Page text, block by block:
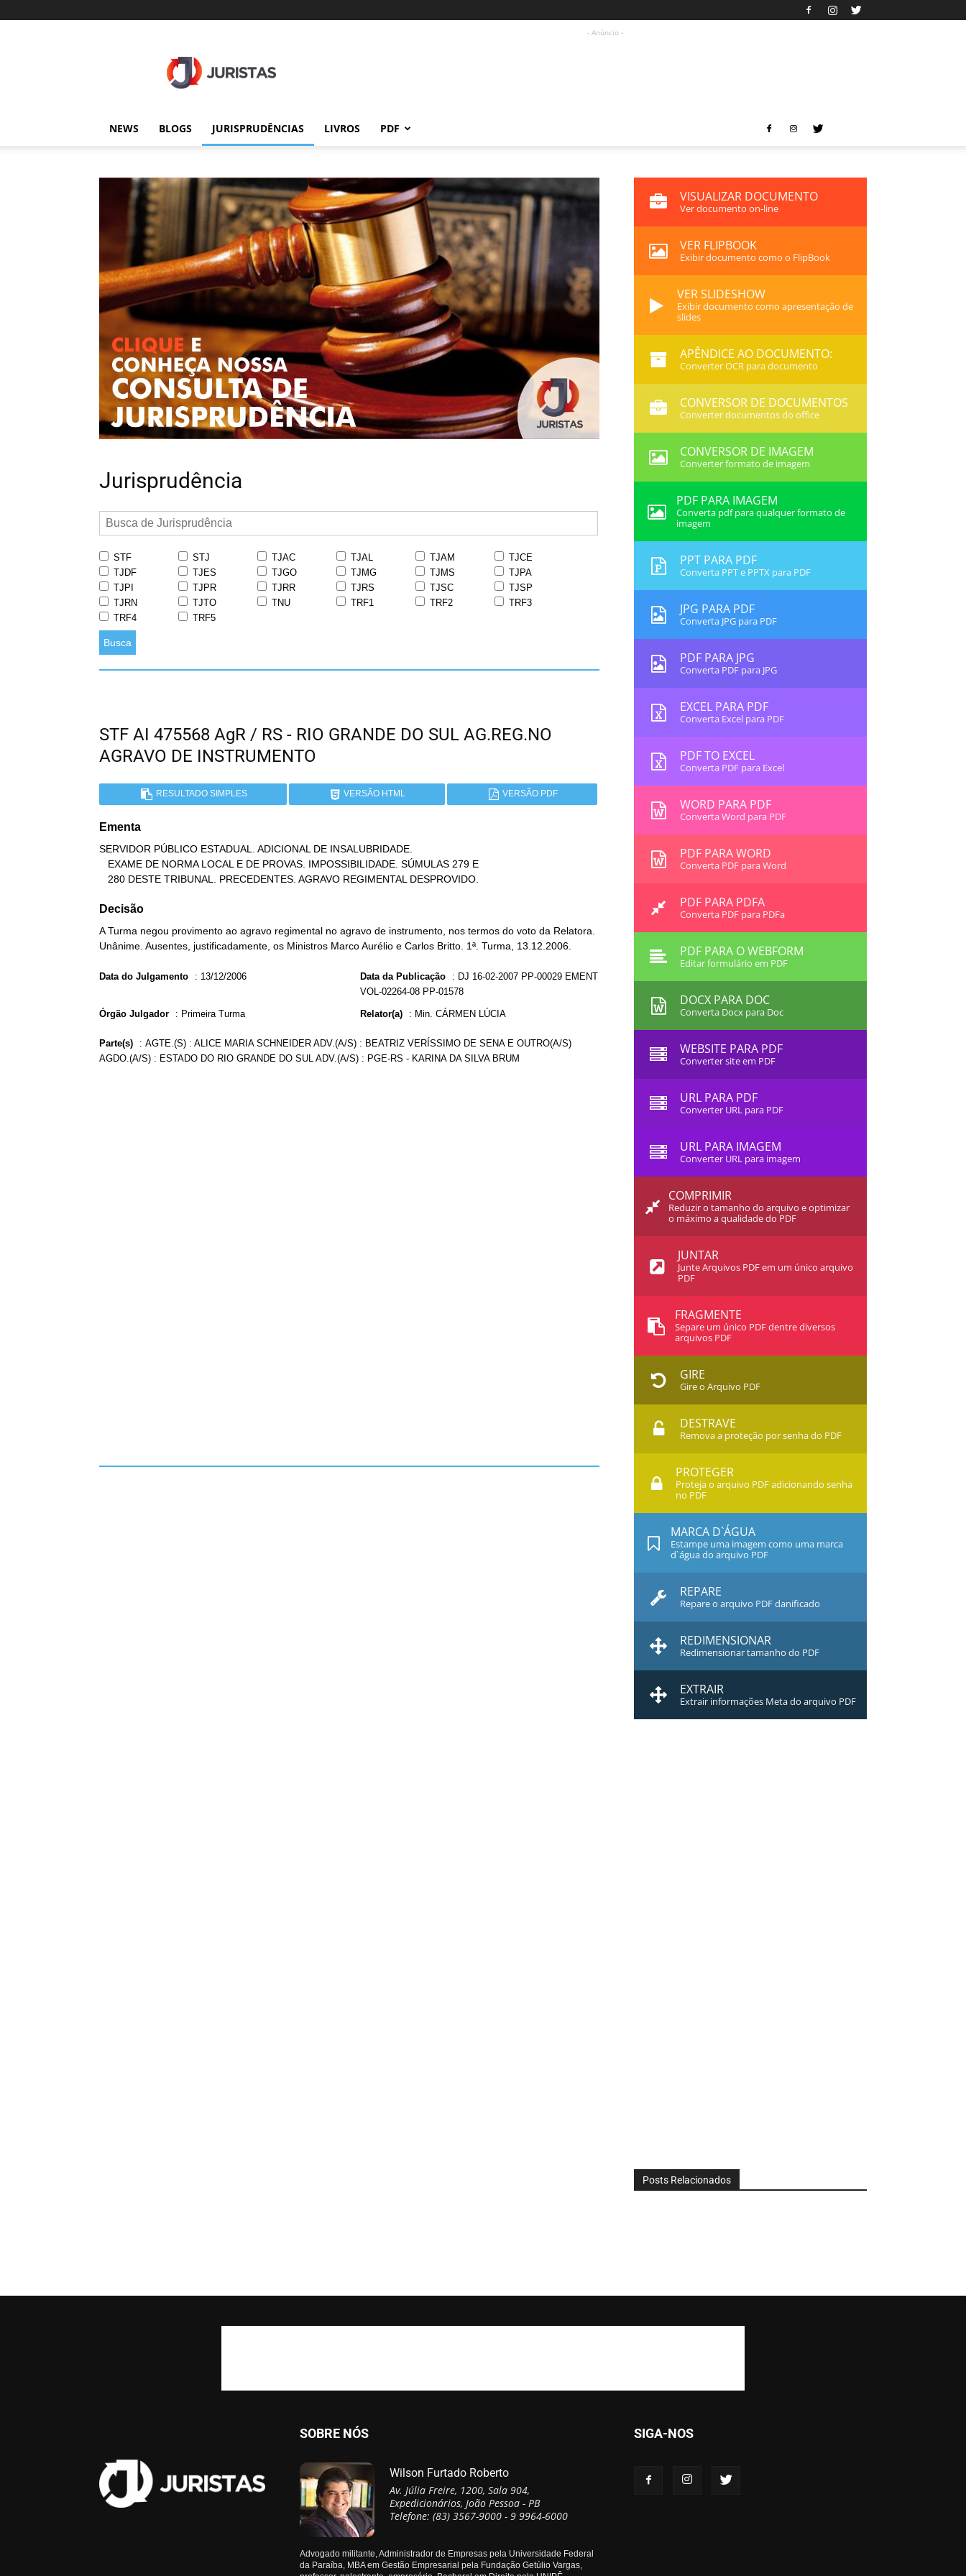
- Anúncio -
NEWS BLOGS JURISPRUDÊNCIAS LIVROS PDF
Jurisprudência
STF STJ TJAC TJAL TJAM
TJCE
TJDF
TJES TJGO TJMG TJMS
TJPA
TJPI
TJPR TJRR TJRS TJSC
TJSP
TJRN
TJTO TNU TRF1 TRF2
TRF3
TRF4
TRF5
Busca
STF AI 475568 AgR / RS - RIO GRANDE DO SUL AG.REG.NO
AGRAVO DE INSTRUMENTO
RESULTADO SIMPLES VERSÃO HTML VERSÃO PDF
Ementa
SERVIDOR PÚBLICO ESTADUAL. ADICIONAL DE INSALUBRIDADE.
   280 DESTE TRIBUNAL. PRECEDENTES. AGRAVO REGIMENTAL DESPROVIDO.
Decisão
A Turma negou provimento ao agravo regimental no agravo de instrumento, nos termos do voto da Relatora.
Unânime. Ausentes, justificadamente, os Ministros Marco Aurélio e Carlos Britto. 1ª. Turma, 13.12.2006.
Data do Julgamento : 13/12/2006 Data da Publicação : DJ 16-02-2007 PP-00029 EMENT
VOL-02264-08 PP-01578
Órgão Julgador : Primeira Turma Relator(a) : Min. CÁRMEN LÚCIA
Parte(s) : AGTE.(S) : ALICE MARIA SCHNEIDER ADV.(A/S) : BEATRIZ VERÍSSIMO DE SENA E OUTRO(A/S)
AGDO.(A/S) : ESTADO DO RIO GRANDE DO SUL ADV.(A/S) : PGE-RS - KARINA DA SILVA BRUM
VISUALIZAR DOCUMENTO
Ver documento on-line
VER FLIPBOOK
Exibir documento como o FlipBook
VER SLIDESHOW
Exibir documento como apresentação de
slides
APÊNDICE AO DOCUMENTO:
Converter OCR para documento
CONVERSOR DE DOCUMENTOS
Converter documentos do office
CONVERSOR DE IMAGEM
Converter formato de imagem
PDF PARA IMAGEM
Converta pdf para qualquer formato de
imagem
PPT PARA PDF
Converta PPT e PPTX para PDF
JPG PARA PDF
Converta JPG para PDF
PDF PARA JPG
Converta PDF para JPG
EXCEL PARA PDF
Converta Excel para PDF
PDF TO EXCEL
Converta PDF para Excel
WORD PARA PDF
Converta Word para PDF
PDF PARA WORD
Converta PDF para Word
PDF PARA PDFA
Converta PDF para PDFa
PDF PARA O WEBFORM
Editar formulário em PDF
DOCX PARA DOC
Converta Docx para Doc
WEBSITE PARA PDF
Converter site em PDF
URL PARA PDF
Converter URL para PDF
URL PARA IMAGEM
Converter URL para imagem
COMPRIMIR
Reduzir o tamanho do arquivo e optimizar
o máximo a qualidade do PDF
JUNTAR
Junte Arquivos PDF em um único arquivo
PDF
FRAGMENTE
Separe um único PDF dentre diversos
arquivos PDF
GIRE
Gire o Arquivo PDF
DESTRAVE
Remova a proteção por senha do PDF
PROTEGER
Proteja o arquivo PDF adicionando senha
no PDF
MARCA D`ÁGUA
Estampe uma imagem como uma marca
d`água do arquivo PDF
REPARE
Repare o arquivo PDF danificado
REDIMENSIONAR
Redimensionar tamanho do PDF
EXTRAIR
Extrair informações Meta do arquivo PDF
Posts Relacionados
SOBRE NÓS
Wilson Furtado Roberto
Av. Júlia Freire, 1200, Sala 904,
Expedicionários, João Pessoa - PB
Telefone: (83) 3567-9000 - 9 9964-6000
Advogado militante, Administrador de Empresas pela Universidade Federal
da Paraíba, MBA em Gestão Empresarial pela Fundação Getúlio Vargas,
SIGA-NOS